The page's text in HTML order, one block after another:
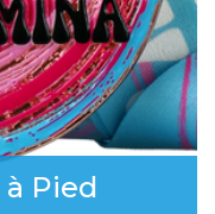
Pied